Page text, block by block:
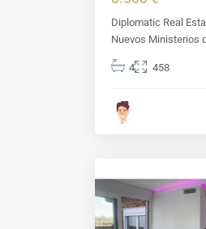
Diplomatic Real
Nuevos Ministerios
4 458